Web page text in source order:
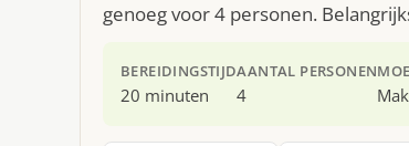
genoeg voor 4 personen.
BEREIDINGSTIJD
20 minuten
AANTAL PERSONEN
4